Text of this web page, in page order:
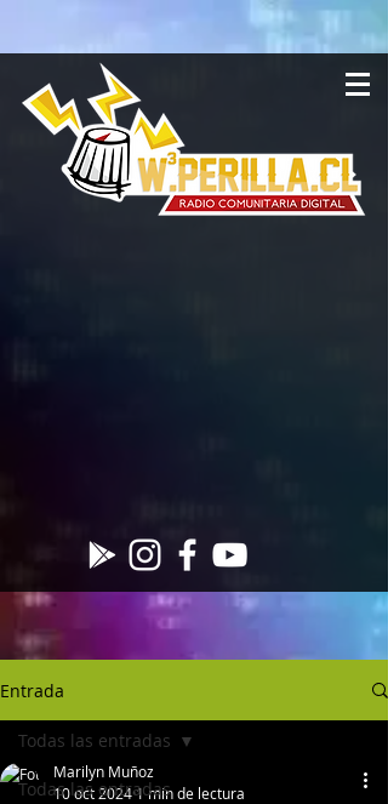
Entrada
Todas las entradas
Todas las entradas
Marilyn Muñoz
10 oct 20241 min de lectura